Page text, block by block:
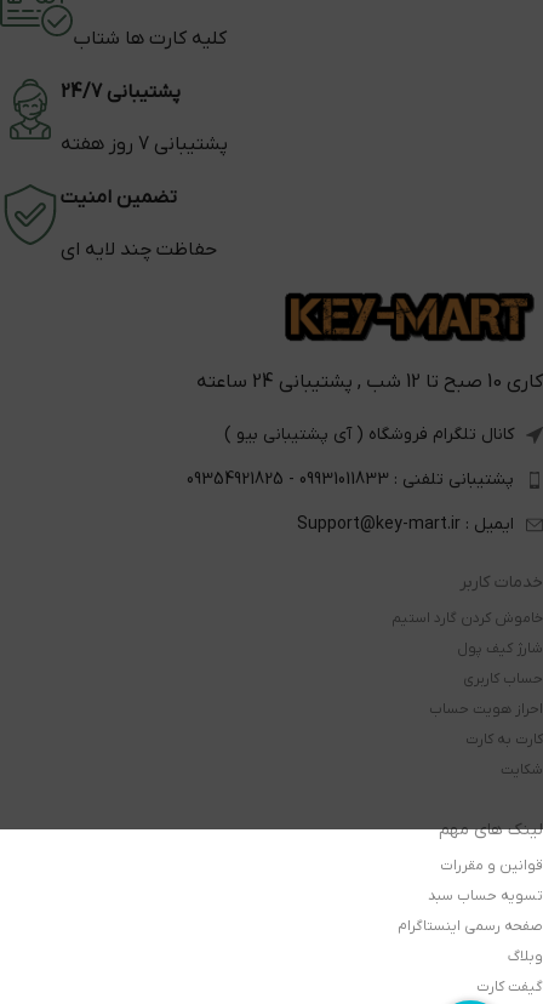
کلیه کارت ها شتاب
پشتیبانی 24/7
پشتیبانی 7 روز هفته
تضمین امنیت
حفاظت چند لایه ای
کاری 10 صبح تا 12 شب , پشتیبانی 24 ساعته
کانال تلگرام فروشگاه ( آی پشتیبانی بیو )
پشتیبانی تلفنی : 09931011833 - 09354921825
ایمیل : Support@key-mart.ir
خدمات کاربر
خاموش کردن گارد استیم
شارژ کیف پول
حساب کاربری
احراز هویت حساب
کارت به کارت
شکایت
لینک های مهم
قوانین و مقررات
تسویه حساب سبد
صفحه رسمی اینستاگرام
وبلاگ
گیفت کارت